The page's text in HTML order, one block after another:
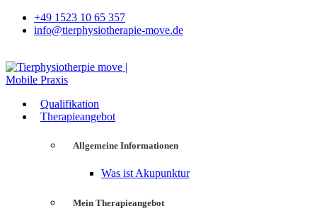
+49 1523 10 65 357
info@tierphysiotherapie-move.de
Qualifikation
Therapieangebot
Allgemeine Informationen
Was ist Akupunktur
Mein Therapieangebot